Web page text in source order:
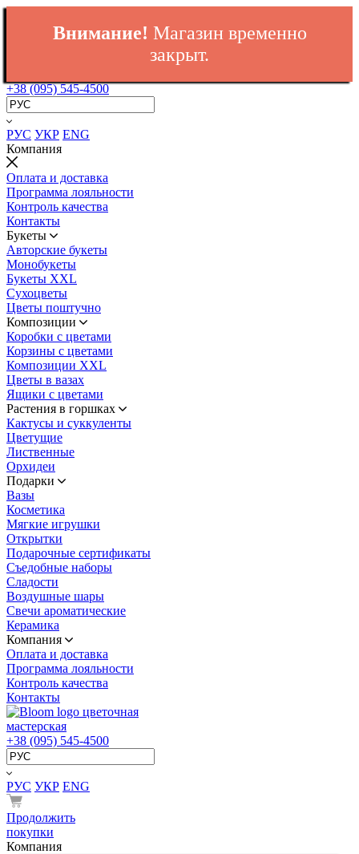
Внимание! Магазин временно
закрыт.
+38 (095) 545-4500
РУС УКР ENG
Компания
Оплата и доставка
Программа лояльности
Контроль качества
Контакты
Букеты
Авторские букеты
Монобукеты
Букеты XXL
Сухоцветы
Цветы поштучно
Композиции
Коробки с цветами
Корзины с цветами
Композиции XXL
Цветы в вазах
Ящики с цветами
Растения в горшках
Кактусы и суккуленты
Цветущие
Лиственные
Орхидеи
Подарки
Вазы
Косметика
Мягкие игрушки
Открытки
Подарочные сертификаты
Съедобные наборы
Сладости
Воздушные шары
Свечи ароматические
Керамика
Компания
Оплата и доставка
Программа лояльности
Контроль качества
Контакты
цветочная
мастерская
+38 (095) 545-4500
РУС УКР ENG
Продолжить
покупки
Компания